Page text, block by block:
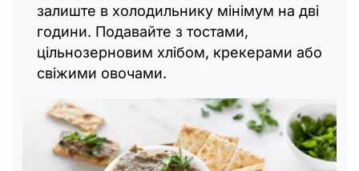
залиште в холодильнику мінімум на дві
години. Подавайте з тостами,
цільнозерновим хлібом, крекерами або
свіжими овочами.